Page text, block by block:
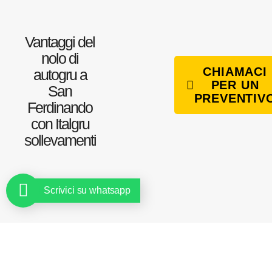
Vantaggi del
nolo di
autogru a
San
Ferdinando
con Italgru
sollevamenti
CHIAMACI
PER UN
Scrivici su whatsapp